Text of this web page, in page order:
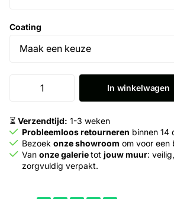
Coating
In winkelwagen
⏳ Verzendtijd: 1-3 weken
Probleemloos retourneren binnen 14
Bezoek onze showroom om voor een
Van onze galerietot jouw muur:
zorgvuldig verpakt.